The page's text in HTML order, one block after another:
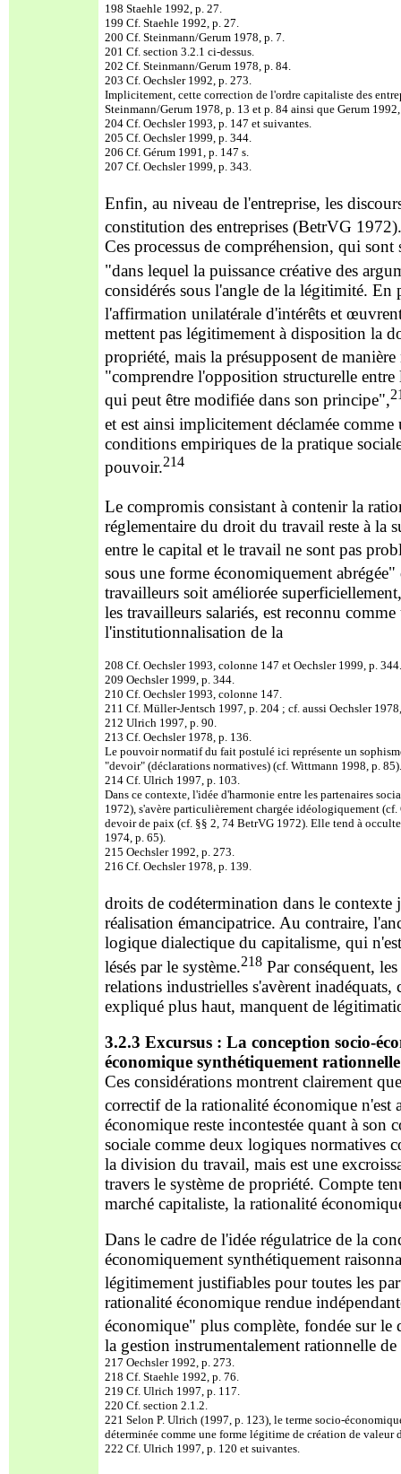
198 Staehle 1992, p. 27.
199 Cf. Staehle 1992, p. 27.
200 Cf. Steinmann/Gerum 1978, p. 7.
201 Cf. section 3.2.1 ci-dessus.
202 Cf. Steinmann/Gerum 1978, p. 84.
203 Cf. Oechsler 1992, p. 273.
Implicitement, cette correction de l'ordre capitaliste des
Steinmann/Gerum 1978, p. 13 et p. 84 ainsi que Gerum
204 Cf. Oechsler 1993, p. 147 et suivantes.
205 Cf. Oechsler 1999, p. 344.
206 Cf. Gérum 1991, p. 147 s.
207 Cf. Oechsler 1999, p. 343.
Enfin, au niveau de l'entreprise, les
constitution des entreprises (BetrVG 1972).
Ces processus de compréhension, qui
"dans lequel la puissance créative des
considérés sous l'angle de la légitimité. En
l'affirmation unilatérale d'intérêts et
mettent pas légitimement à disposition la
propriété, mais la présupposent de
"comprendre l'opposition structurelle
qui peut être modifiée dans son principe",
et est ainsi implicitement déclamée
conditions empiriques de la pratique
pouvoir.214
Le compromis consistant à contenir la
réglementaire du droit du travail reste à la
entre le capital et le travail ne sont pas
sous une forme économiquement
travailleurs soit améliorée
les travailleurs salariés, est reconnu
l'institutionnalisation de la
208 Cf. Oechsler 1993, colonne 147 et Oechsler 1999, p. 344.
209 Oechsler 1999, p. 344.
210 Cf. Oechsler 1993, colonne 147.
211 Cf. Müller-Jentsch 1997, p. 204 ; cf. aussi Oechsler
212 Ulrich 1997, p. 90.
213 Cf. Oechsler 1978, p. 136.
Le pouvoir normatif du fait postulé ici représente un
"devoir" (déclarations normatives) (cf. Wittmann 1998, p. 85).
214 Cf. Ulrich 1997, p. 103.
Dans ce contexte, l'idée d'harmonie entre les partenaires
1972), s'avère particulièrement chargée idéologiquement
devoir de paix (cf. §§ 2, 74 BetrVG 1972). Elle tend à
1974, p. 65).
215 Oechsler 1992, p. 273.
216 Cf. Oechsler 1978, p. 139.
droits de codétermination dans le
réalisation émancipatrice. Au contraire,
logique dialectique du capitalisme, qui
lésés par le système.218 Par conséquent,
relations industrielles s'avèrent
expliqué plus haut, manquent de
3.2.3 Excursus : La conception socio-
économique synthétiquement rationnelle
Ces considérations montrent clairement
correctif de la rationalité économique
économique reste incontestée quant à
sociale comme deux logiques normatives
la division du travail, mais est une excro
travers le système de propriété. Compte
marché capitaliste, la rationalité
Dans le cadre de l'idée régulatrice de la
économiquement synthétiquement
légitimement justifiables pour toutes les
rationalité économique rendue indépendan
économique" plus complète, fondée sur le
la gestion instrumentalement rationnelle de
217 Oechsler 1992, p. 273.
218 Cf. Staehle 1992, p. 76.
219 Cf. Ulrich 1997, p. 117.
220 Cf. section 2.1.2.
221 Selon P. Ulrich (1997, p. 123), le terme socio-
déterminée comme une forme légitime de création de valeur
222 Cf. Ulrich 1997, p. 120 et suivantes.